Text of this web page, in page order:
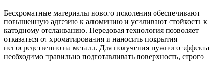
Бесхроматные материалы нового поколения обеспечивают
повышенную адгезию к алюминию и усиливают стойкость к
катодному отслаиванию. Передовая технология позволяет
отказаться от хроматирования и наносить покрытия
непосредственно на металл. Для получения нужного эффекта
необходимо правильно подготавливать поверхность, строго